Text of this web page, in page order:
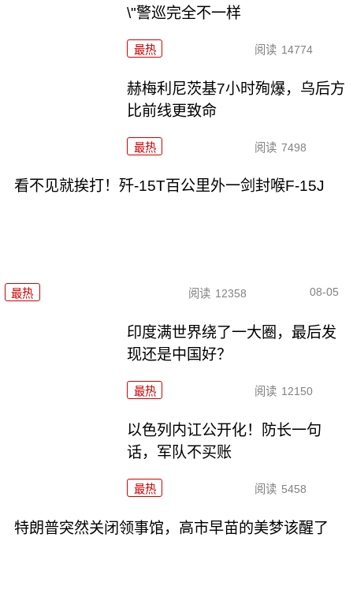
\"警巡完全不一样
最热 阅读 14774
赫梅利尼茨基7小时殉爆，乌后方
比前线更致命
最热 阅读 7498
看不见就挨打！歼-15T百公里外一剑封喉F-15J
最热 阅读 12358 08-05
印度满世界绕了一大圈，最后发
现还是中国好？
最热 阅读 12150
以色列内讧公开化！防长一句
话，军队不买账
最热 阅读 5458
特朗普突然关闭领事馆，高市早苗的美梦该醒了